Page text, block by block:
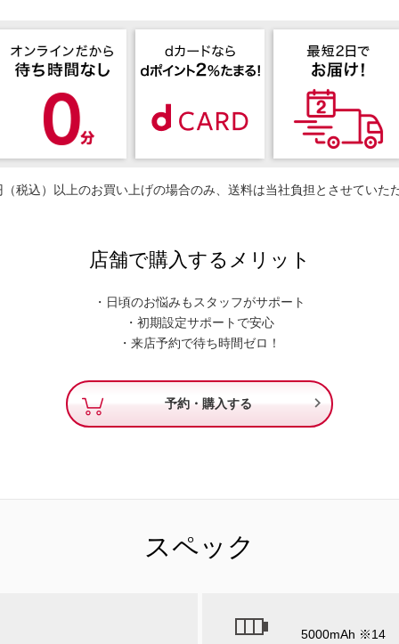
税込）以上のお買い上げの場合のみ、送料は当社負担とさせていただ
店舗で購入するメリット
・日頃のお悩みもスタッフがサポート
・初期設定サポートで安心
・来店予約で待ち時間ゼロ！
予約・購入する 
スペック
5000mAh ※14